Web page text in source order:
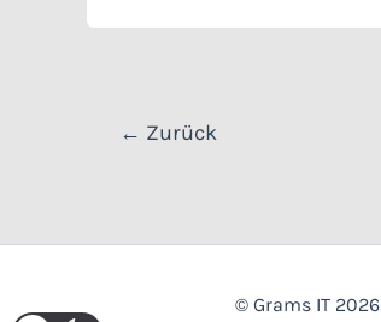
← Zurück
© Grams IT 2026